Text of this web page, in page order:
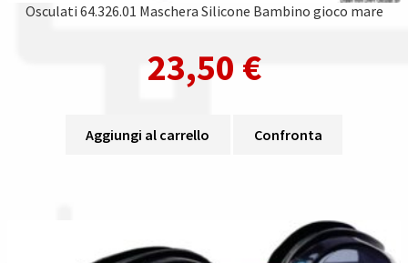
Osculati 64.326.01 Maschera Silicone Bambino gioco mare
23,50 €
Aggiungi al carrello Confronta